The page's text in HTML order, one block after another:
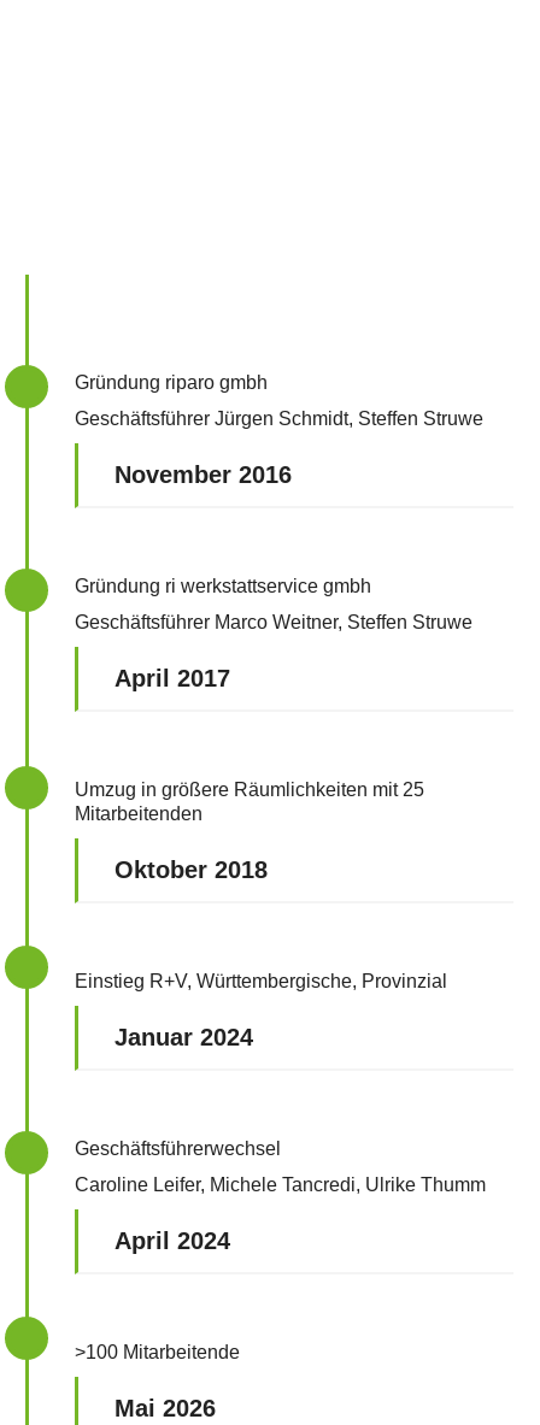
Gründung riparo gmbh
Geschäftsführer Jürgen Schmidt, Steffen Struwe
November 2016
Gründung ri werkstattservice gmbh
Geschäftsführer Marco Weitner, Steffen Struwe
April 2017
Umzug in größere Räumlichkeiten mit 25
Mitarbeitenden
Oktober 2018
Einstieg R+V, Württembergische, Provinzial
Januar 2024
Geschäftsführerwechsel
Caroline Leifer, Michele Tancredi, Ulrike Thumm
April 2024
>100 Mitarbeitende
Mai 2026